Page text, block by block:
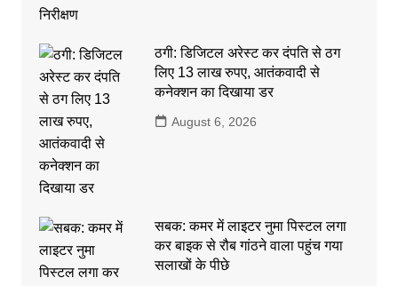
ठगी: डिजिटल अरेस्ट कर दंपति से ठग
लिए 13 लाख रुपए, आतंकवादी से
कनेक्शन का दिखाया डर
August 6, 2026
सबक: कमर में लाइटर नुमा पिस्टल लगा
कर बाइक से रौब गांठने वाला पहुंच गया
सलाखों के पीछे